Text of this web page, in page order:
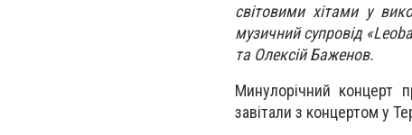
світовими хітами у
музичний супровід
та Олексій Баженов.
Минулорічний концерт
завітали з концертом у